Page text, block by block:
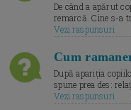
De când a apărut
remarcă. Cine s-a
Vezi raspunsuri
Cum
După apariția
spune prea des:
Vezi raspunsuri